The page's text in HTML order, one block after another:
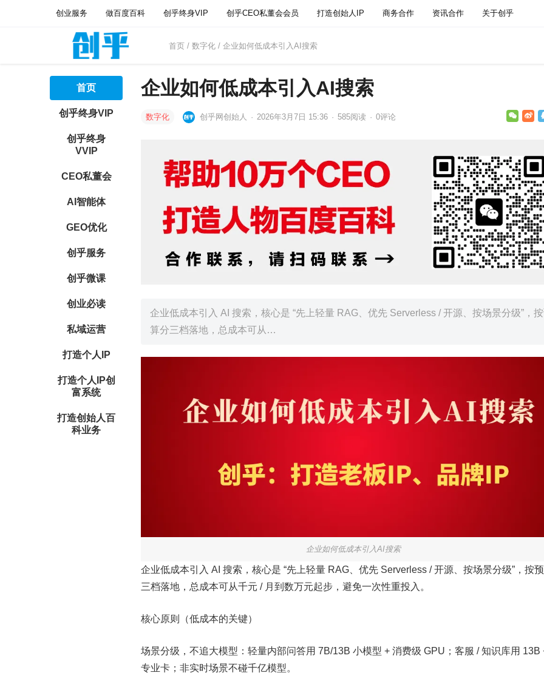
创业服务 做百度百科 创乎终身VIP 创乎CEO私董会会员 打造创始人IP 商务合作 资讯合作 关于创乎
首页/ 数字化 / 企业如何低成本引入AI搜索
首页
创乎终身VIP
创乎终身
VVIP
CEO私董会
AI智能体
GEO优化
创乎服务
创乎微课
创业必读
私域运营
打造个人IP
打造个人IP创
富系统
打造创始人百
科业务
企业如何低成本引入AI搜索
数字化 创乎网创始人 · 2026年3月7日 15:36 · 585阅读 · 0评论
企业低成本引入 AI 搜索，核心是 “先上轻量 RAG、优先 Serverless / 开源、按场景分级”，
算分三档落地，总成本可从…
企业如何低成本引入AI搜索
企业低成本引入 AI 搜索，核心是 “先上轻量 RAG、优先 Serverless / 开源、按场景分级”，按
三档落地，总成本可从千元 / 月到数万元起步，避免一次性重投入。
核心原则（低成本的关键）
场景分级，不追大模型：轻量内部问答用 7B/13B 小模型 + 消费级 GPU；客服 / 知识库用 13B
专业卡；非实时场景不碰千亿模型。